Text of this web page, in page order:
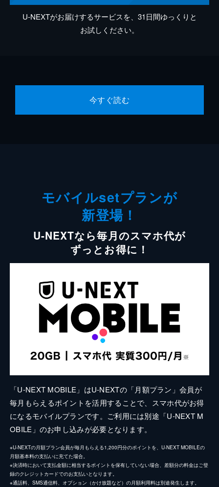
U-NEXTがお届けするサービスを、31日間ゆっくりと
お試しください。
今すぐ読む
モバイルsetプランが
新登場！
U-NEXTなら毎月のスマホ代が
ずっとお得に！
「U-NEXT MOBILE」はU-NEXTの「月額プラン」会員が
毎月もらえるポイントを活用することで、スマホ代がお得
になるモバイルプランです。ご利用には別途「U-NEXT M
OBILE」のお申し込みが必要となります。
※U-NEXTの月額プラン会員が毎月もらえる1,200円分のポイントを、U-NEXT MOBILEの
月額基本料の支払いに充てた場合。
※決済時において支払金額に相当するポイントを保有していない場合、差額分の料金はご登
録のクレジットカードでのお支払いとなります。
※通話料、SMS通信料、オプション（かけ放題など）の月額利用料は別途発生します。